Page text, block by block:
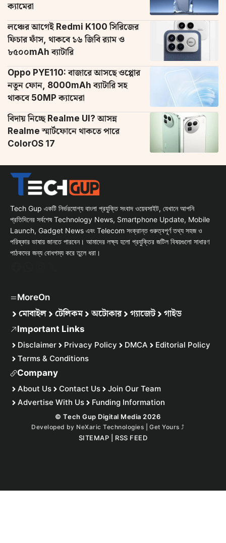
ক্যামেরা
লঞ্চের আগেই Redmi K100 সিরিজের
ফিচার ফাঁস, থাকবে ১৬ জিবি র‌্যাম ও
৮৫০০mAh ব্যাটারি
Oppo PYE110: বাজারে আসছে ওপ্পোর
নতুন ফোন, 8000mAh ব্যাটারি সহ
থাকবে 50MP ক্যামেরা
বিদায় নিচ্ছে Realme UI? আসন্ন
Realme স্মার্টফোনে থাকতে পারে
ColorOS 17
Tech Gup একটি নির্ভরযোগ্য বাংলা প্রযুক্তি সংবাদ ওয়েবসাইট, যেখানে আপনি
প্রতিদিনের সর্বশেষ Technology News, Smartphone Update, Mobile
Launch, Gadget News এবং Telecom সংক্রান্ত গুরুত্বপূর্ণ তথ্য সহজ ও
পরিষ্কার ভাষায় জানতে পারবেন। আমাদের লক্ষ্য হলো প্রযুক্তির জটিল বিষয়গুলো সাধারণ
পাঠকদের জন্য বোধগম্য করে তুলে ধরা।
MoreOn
মোবাইল টেলিকম অটোকার গ্যাজেট গাইড
Important Links
Disclaimer Privacy Policy DMCA
Editorial Policy
Terms & Conditions
Company
About Us Contact Us
Join Our Team
Advertise With Us
Funding Information
© Tech Gup Digital Media 2026
Developed by NeXaric Technologies | Get Yours⤴︎
SITEMAP RSS FEED